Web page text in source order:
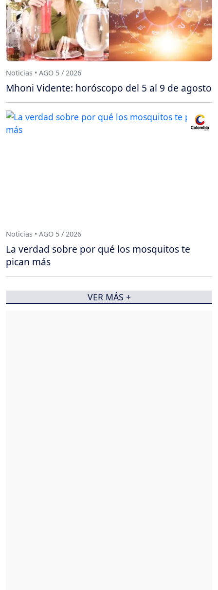
Noticias • AGO 5 / 2026
Mhoni Vidente: horóscopo del 5 al 9 de agosto
Noticias • AGO 5 / 2026
La verdad sobre por qué los mosquitos te
pican más
VER MÁS +